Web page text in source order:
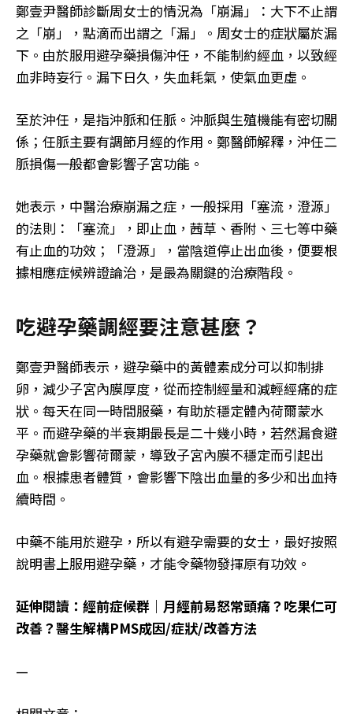
鄭壹尹醫師診斷周女士的情況為「崩漏」：大下不止謂
之「崩」，點滴而出謂之「漏」。周女士的症狀屬於漏
下。由於服用避孕藥損傷沖任，不能制約經血，以致經
血非時妄行。漏下日久，失血耗氣，使氣血更虛。
至於沖任，是指沖脈和任脈。沖脈與生殖機能有密切關
係；任脈主要有調節月經的作用。鄭醫師解釋，沖任二
脈損傷一般都會影響子宮功能。
她表示，中醫治療崩漏之症，一般採用「塞流，澄源」
的法則：「塞流」，即止血，茜草、香附、三七等中藥
有止血的功效；「澄源」，當陰道停止出血後，便要根
據相應症候辨證論治，是最為關鍵的治療階段。
吃避孕藥調經要注意甚麼？
鄭壹尹醫師表示，避孕藥中的黃體素成分可以抑制排
卵，減少子宮內膜厚度，從而控制經量和減輕經痛的症
狀。每天在同一時間服藥，有助於穩定體內荷爾蒙水
平。而避孕藥的半衰期最長是二十幾小時，若然漏食避
孕藥就會影響荷爾蒙，導致子宮內膜不穩定而引起出
血。根據患者體質，會影響下陰出血量的多少和出血持
續時間。
中藥不能用於避孕，所以有避孕需要的女士，最好按照
說明書上服用避孕藥，才能令藥物發揮原有功效。
延伸閱讀：經前症候群｜月經前易怒常頭痛？吃果仁可
改善？醫生解構PMS成因/症狀/改善方法
—